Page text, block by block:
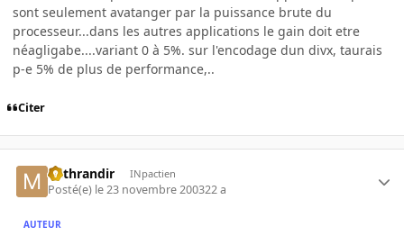
sont seulement avatanger par la puissance brute du
processeur...dans les autres applications le gain doit etre
néagligabe....variant 0 à 5%. sur l'encodage dun divx, taurais
p-e 5% de plus de performance,..
Citer
Mithrandir INpactien
Posté(e) le 23 novembre 200322 a
AUTEUR